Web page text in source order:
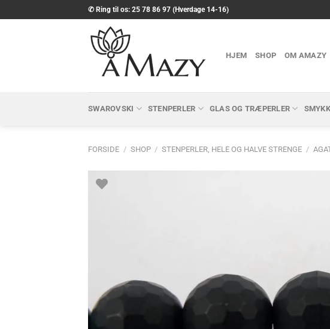
til
✆ Ring til os: 25 78 86 97 (Hverdage 14-16)
HJEM SHOP OM AMAZY
SWAROVSKI STENPERLER GLAS OG TRÆPERLER
FORSIDE / SHOP / STENPERLER, HELE OG HALVE STRENGE /